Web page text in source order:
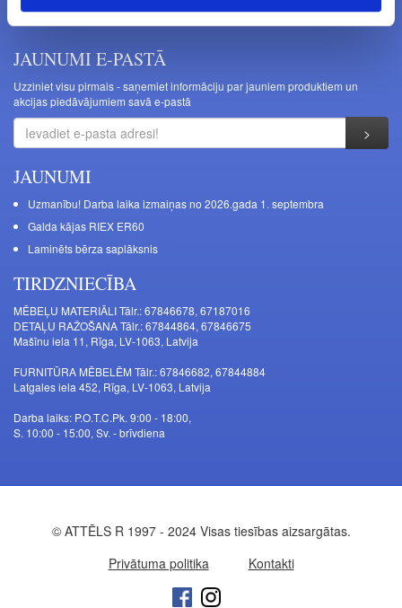
JAUNUMI E-PASTĀ
Uzziniet visu pirmais - saņemiet informāciju par jauniem produktiem un
akcijas piedāvājumiem savā e-pastā
JAUNUMI
Uzmanību! Darba laika izmaiņas no 2026.gada 1. septembra
Galda kājas RIEX ER60
Laminēts bērza saplāksnis
TIRDZNIECĪBA
MĒBEĻU MATERIĀLI Tālr.: 67846678, 67187016
DETAĻU RAŽOŠANA Tālr.: 67844864, 67846675
Mašīnu iela 11, Rīga, LV-1063, Latvija
FURNITŪRA MĒBELĒM Tālr.: 67846682, 67844884
Latgales iela 452, Rīga, LV-1063, Latvija
Darba laiks: P.O.T.C.Pk. 9:00 - 18:00,
S. 10:00 - 15:00, Sv. - brīvdiena
© ATTĒLS R 1997 - 2024 Visas tiesības aizsargātas.
Privātuma politika
Kontakti